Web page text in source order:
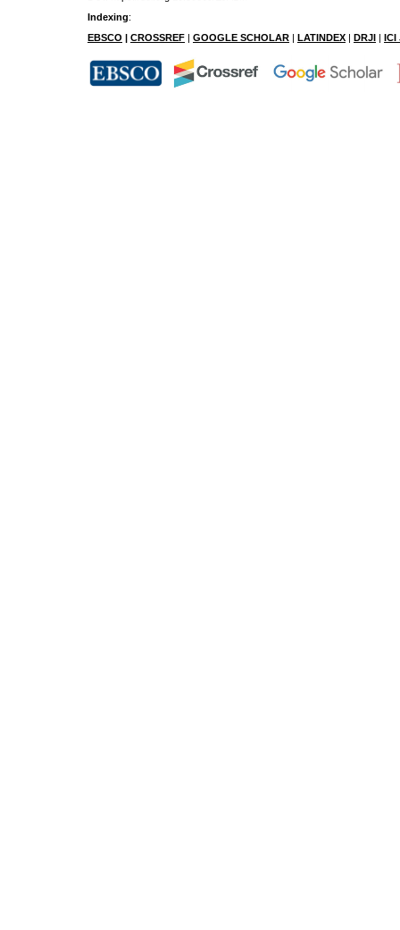
Indexing:
EBSCO | CROSSREF | GOOGLE SCHOLAR | LATINDEX | DRJI | ICI